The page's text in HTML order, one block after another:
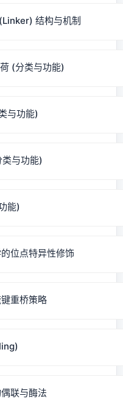
结构与机制
(分类与功能)
与功能)
与功能)
能)
位点特异性修饰
重桥策略
联与酶法